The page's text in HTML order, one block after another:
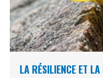
LA RÉSILIENCE ET